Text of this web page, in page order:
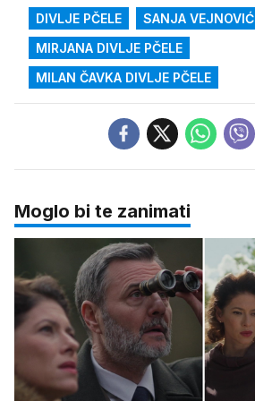
DIVLJE PČELE SANJA VEJNOVIĆ
MIRJANA DIVLJE PČELE
MILAN ČAVKA DIVLJE PČELE
Moglo bi te zanimati